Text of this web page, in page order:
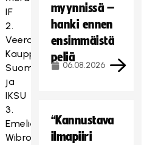
IF
2.
Veera
Kauppi,
Suomi
ja
IKSU
3.
Emelie
Wibron,
myynnissä –
hanki ennen
ensimmäistä
peliä
06.08.2026
“Kannustava
ilmapiiri